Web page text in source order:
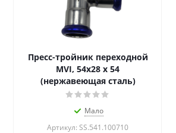
Пресс-тройник переходной
MVI, 54x28 x 54
(нержавеющая сталь)
Мало
Артикул: SS.541.100710